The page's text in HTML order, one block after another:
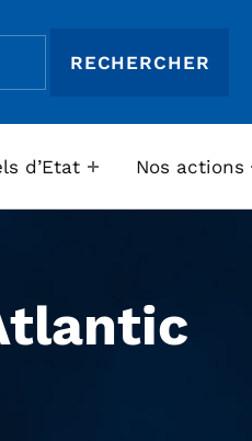
d’Etat Nos actions